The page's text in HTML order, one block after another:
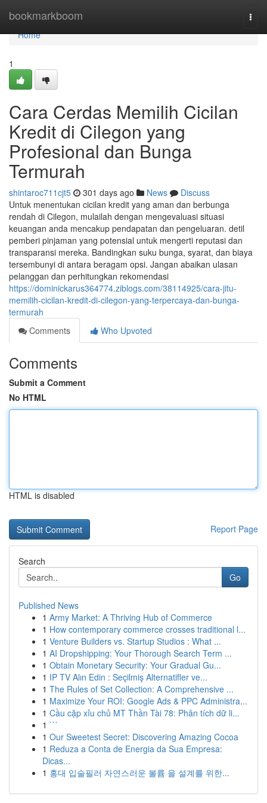
bookmarkboom
Home
Home
1
Cara Cerdas Memilih Cicilan
Kredit di Cilegon yang
Profesional dan Bunga
Termurah
shintaroc711cjt5 301 days ago News
Discuss
Untuk menentukan cicilan kredit yang aman dan berbunga
rendah di Cilegon, mulailah dengan mengevaluasi situasi
keuangan anda mencakup pendapatan dan pengeluaran. detil
pemberi pinjaman yang potensial untuk mengerti reputasi dan
transparansi mereka. Bandingkan suku bunga, syarat, dan biaya
tersembunyi di antara beragam opsi. Jangan abaikan ulasan
pelanggan dan perhitungkan rekomendasi
https://dominickarus364774.ziblogs.com/38114925/cara-jitu-
memilih-cicilan-kredit-di-cilegon-yang-terpercaya-dan-bunga-
termurah
Comments
Who Upvoted
Comments
Submit a Comment
No HTML
HTML is disabled
Report Page
Search
Go
Published News
1 Army Market: A Thriving Hub of Commerce
1 How contemporary commerce crosses traditional l...
1 Venture Builders vs. Startup Studios : What ...
1 AI Dropshipping: Your Thorough Search Term ...
1 Obtain Monetary Security: Your Gradual Gu...
1 IP TV Alın Edin : Seçilmiş Alternatifler ve...
1 The Rules of Set Collection: A Comprehensive ...
1 Maximize Your ROI: Google Ads & PPC Administra...
1 Cầu cặp xỉu chủ MT Thần Tài 78: Phân tích dữ li...
1 ```
1 Our Sweetest Secret: Discovering Amazing Cocoa
1 Reduza a Conta de Energia da Sua Empresa:
Dicas...
1 홍대 입술필러 자연스러운 볼륨 을 설계를 위한...